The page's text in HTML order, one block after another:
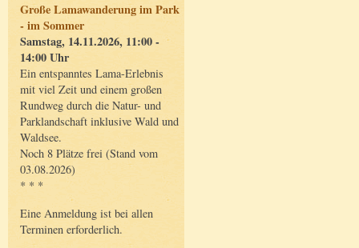
Große Lamawanderung im Park
- im Sommer
Samstag, 14.11.2026, 11:00 -
14:00 Uhr
Ein entspanntes Lama-Erlebnis
mit viel Zeit und einem großen
Rundweg durch die Natur- und
Parklandschaft inklusive Wald und
Waldsee.
Noch 8 Plätze frei (Stand vom
03.08.2026)
* * *
Eine Anmeldung ist bei allen
Terminen erforderlich.